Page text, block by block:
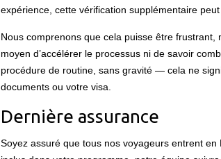
expérience, cette vérification supplémentaire
Nous comprenons que cela puisse être frustrant,
moyen d’accélérer le processus ni de savoir
procédure de routine, sans gravité — cela ne
documents ou votre visa.
Dernière assurance
Soyez assuré que tous nos voyageurs entrent